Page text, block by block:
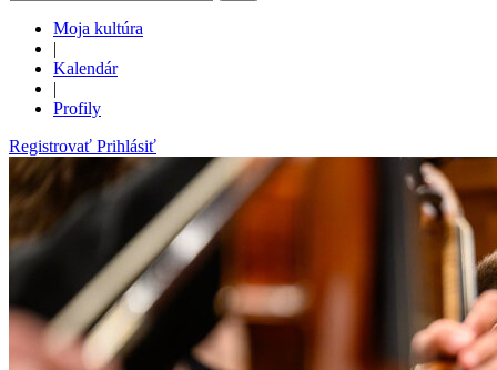
Moja kultúra
|
Kalendár
|
Profily
Registrovať Prihlásiť